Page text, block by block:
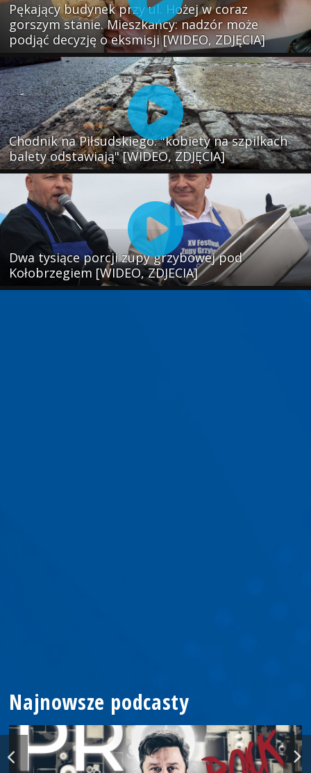
Pękający budynek przy ul. Hożej w coraz
gorszym stanie. Mieszkańcy: nadzór może
podjąć decyzję o eksmisji [WIDEO, ZDJĘCIA]
Chodnik na Piłsudskiego: "kobiety na szpilkach
balety odstawiają" [WIDEO, ZDJĘCIA]
Dwa tysiące porcji zupy grzybowej pod
Kołobrzegiem [WIDEO, ZDJECIA]
Najnowsze podcasty